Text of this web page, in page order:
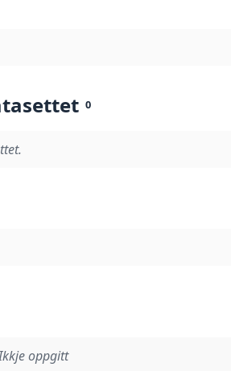
0
oppgitt